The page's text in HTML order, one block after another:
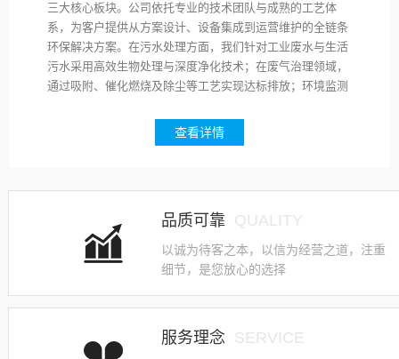
三大核心板块。公司依托专业的技术团队与成熟的工艺体
系，为客户提供从方案设计、设备集成到运营维护的全链条
环保解决方案。在污水处理方面，我们针对工业废水与生活
污水采用高效生物处理与深度净化技术；在废气治理领域，
通过吸附、催化燃烧及除尘等工艺实现达标排放；环境监测
可控。我们始终秉持技术为本、质量为先的理念，严格遵循
国家环保标准，承诺以严谨的工程管理、完善的售后响应机
查看详情
品质可靠 QUALITY
以诚为待客之本，以信为经营之道，注重
细节，是您放心的选择
服务理念 SERVICE